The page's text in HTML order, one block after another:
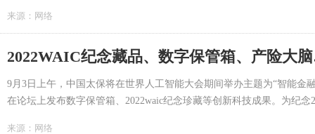
来源： 网络
2022WAIC纪念藏品、数字保管箱、产险大
9月3日上午，中国太保将在世界人工智能大会期间举办主题为“智能金
在论坛上发布数字保管箱、2022waic纪念珍藏等创新科技成果。为纪念
来源： 网络